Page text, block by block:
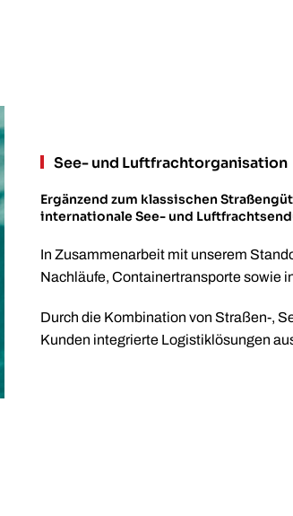
See- und Luftfrachtorganisation
Ergänzend zum klassischen
internationale See- und
In Zusammenarbeit mit unserem
Nachläufe, Containertransporte sowie
Durch die Kombination von Straßen-,
Kunden integrierte Logistiklösungen